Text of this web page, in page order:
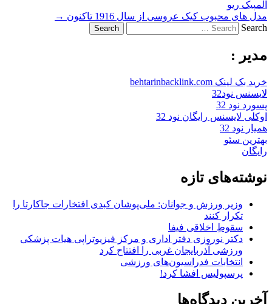
المپیک ریو
مدل های محبوب کیک عروسی از سال 1916 تاکنون
→
Search
مدیر :
خرید بک لینک behtarinbacklink.com
لایسنس نود32
پسورد نود 32
اوکلی لایسنس رایگان نود 32
همیار نود 32
بهترین سئو
رایگان
نوشته‌های تازه
وزیر ورزش و جوانان: ملی‌پوشان کبدی افتخارات جاکارتا را
تکرار کنند
سقوطِ اخلاقی فیفا
دکتر نوروزی دفتر اداری و مرکز فیزیوتراپی هیات پزشکی
ورزشی آذربایجان غربی را افتتاح کرد
انتخابات فدراسیون‌های ورزشی
پرسپولیس افشا کرد!
آخرین دیدگاه‌ها